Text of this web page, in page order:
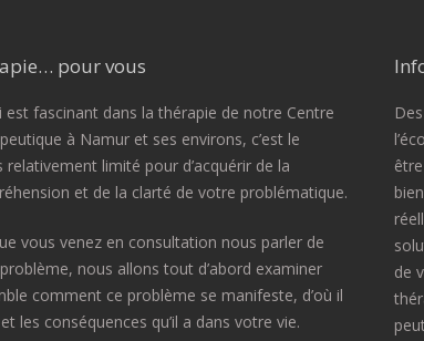
pour vous
est fascinant dans la thérapie de notre Centre
à Namur et ses environs, c’est le
relativement limité pour d’acquérir de la
et de la clarté de votre problématique.
vous venez en consultation nous parler de
nous allons tout d’abord examiner
comment ce problème se manifeste, d’où il
les conséquences qu’il a dans votre vie.
de